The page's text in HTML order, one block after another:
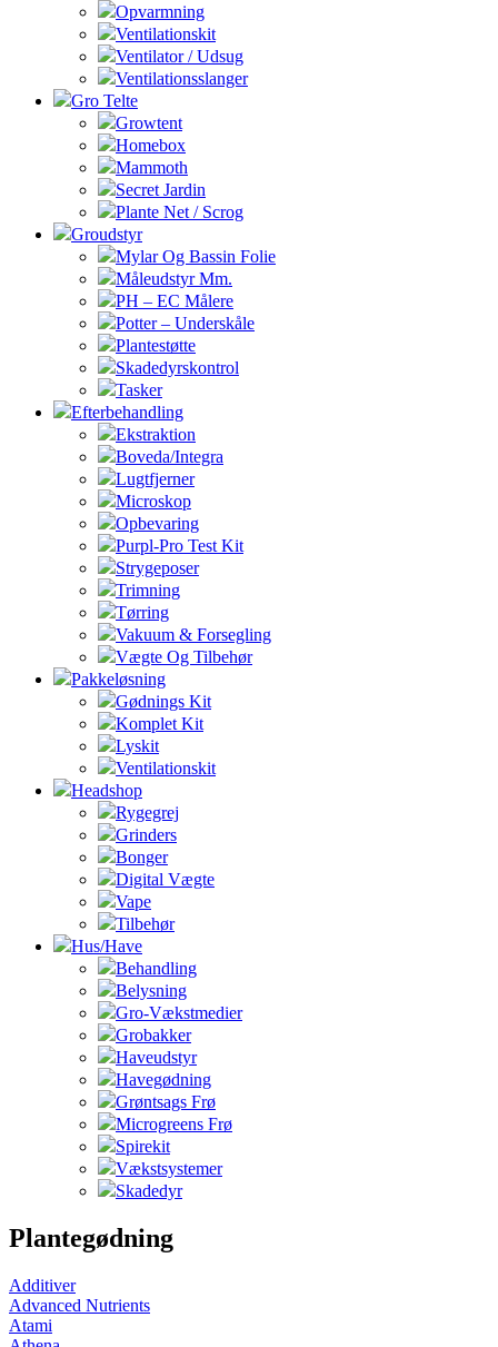
Opvarmning
Ventilationskit
Ventilator / Udsug
Ventilationsslanger
Gro Telte
Growtent
Homebox
Mammoth
Secret Jardin
Plante Net / Scrog
Groudstyr
Mylar Og Bassin Folie
Måleudstyr Mm.
PH – EC Målere
Potter – Underskåle
Plantestøtte
Skadedyrskontrol
Tasker
Efterbehandling
Ekstraktion
Boveda/Integra
Lugtfjerner
Microskop
Opbevaring
Purpl-Pro Test Kit
Strygeposer
Trimning
Tørring
Vakuum & Forsegling
Vægte Og Tilbehør
Pakkeløsning
Gødnings Kit
Komplet Kit
Lyskit
Ventilationskit
Headshop
Rygegrej
Grinders
Bonger
Digital Vægte
Vape
Tilbehør
Hus/Have
Behandling
Belysning
Gro-Vækstmedier
Grobakker
Haveudstyr
Havegødning
Grøntsags Frø
Microgreens Frø
Spirekit
Vækstsystemer
Skadedyr
Plantegødning
Additiver
Advanced Nutrients
Atami